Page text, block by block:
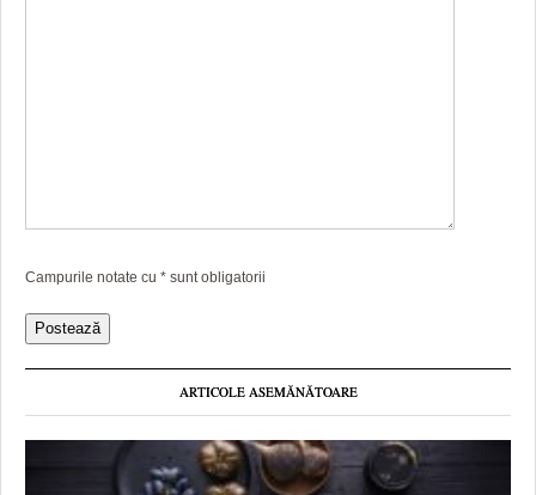
Campurile notate cu * sunt obligatorii
ARTICOLE ASEMĂNĂTOARE